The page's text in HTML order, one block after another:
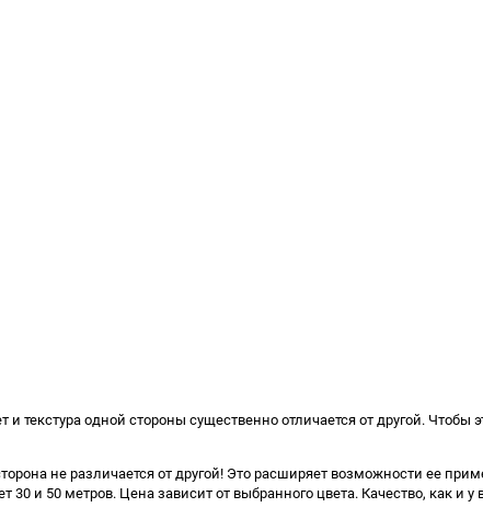
одной стороны существенно отличается от другой. Чтобы
не различается от другой! Это расширяет возможности ее
и 50 метров. Цена зависит от выбранного цвета. Качество, как и у